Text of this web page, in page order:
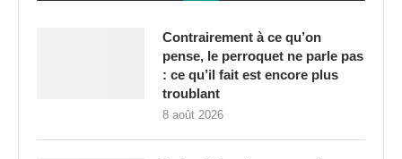
Contrairement à ce qu’on
pense, le perroquet ne parle pas
: ce qu’il fait est encore plus
troublant
8 août 2026